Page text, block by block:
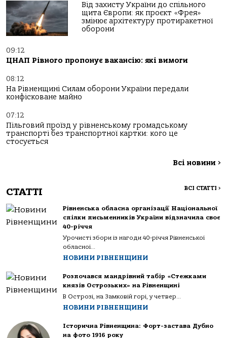
Від захисту України до спільного
щита Європи: як проєкт «Фрея»
змінює архітектуру протиракетної
оборони
09:12
ЦНАП Рівного пропонує вакансію: які вимоги
08:12
На Рівненщині Силам оборони України передали
конфісковане майно
07:12
Пільговий проїзд у рівненському громадському
транспорті без транспортної картки: кого це
стосується
Всі новини >
СТАТТІ ВСІ СТАТТІ >
Рівненська обласна організації Національної
спілки письменників України відзначила своє
40-річчя
Урочисті збори із нагоди 40-річчя Рівненської
обласної...
НОВИНИ РІВНЕНЩИНИ
Розпочався мандрівний табір «Стежками
князів Острозьких» на Рівненщині
В Острозі, на Замковій горі, у четвер...
НОВИНИ РІВНЕНЩИНИ
Історична Рівненщина: Форт-застава Дубно
на фото 1916 року